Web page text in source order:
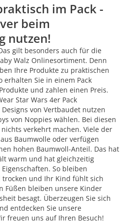
im Pack -
beim
nutzen!
gilt besonders auch für die
Walz Onlinesortiment. Denn
Ihre Produkte zu praktischen
erhalten Sie in einem Pack
und zahlen einen Preis.
Star Wars 4er Pack
von Vertbaudet nutzen
von Noppies wählen. Bei diesen
nichts verkehrt machen. Viele der
Baumwolle oder verfügen
hohen Baumwoll-Anteil. Das hat
warm und hat gleichzeitig
So bleiben
und Ihr Kind fühlt sich
Füßen bleiben unsere Kinder
besagt. Überzeugen Sie sich
entdecken Sie unsere
freuen uns auf Ihren Besuch!